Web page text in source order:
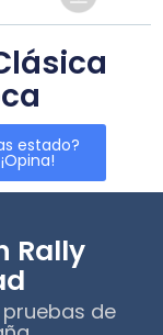
estado?
¡Opina!
Rally
de